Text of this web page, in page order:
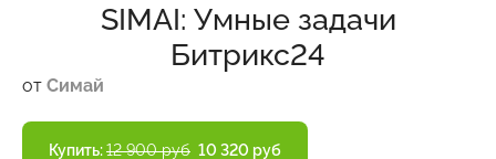
SIMAI: Умные задачи
Битрикс24
от Симай
Купить:12 900 руб 10 320 руб